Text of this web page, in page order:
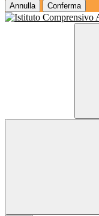
Annulla Conferma